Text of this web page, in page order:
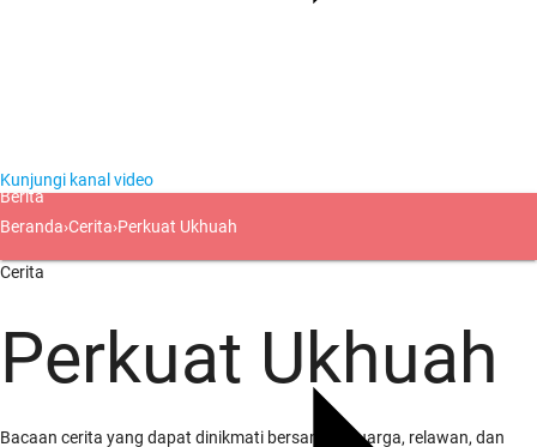
Berita
Kunjungi kanal video
Beranda›Cerita›Perkuat Ukhuah
Cerita
Perkuat Ukhuah
Bacaan cerita yang dapat dinikmati bersama keluarga, relawan, dan